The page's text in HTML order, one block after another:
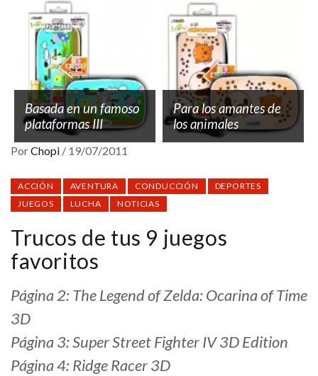
Basada en un famoso
plataformas III
Para los amantes de
los animales
PorChopi / 19/07/2011
ACCIÓN AVENTURA CONDUCCIÓN
DEPORTES
JUEGOS
LUCHA NOTICIAS
Trucos de tus 9 juegos
favoritos
Página 2: The Legend of Zelda: Ocarina of Time
3D
Página 3: Super Street Fighter IV 3D Edition
Página 4: Ridge Racer 3D